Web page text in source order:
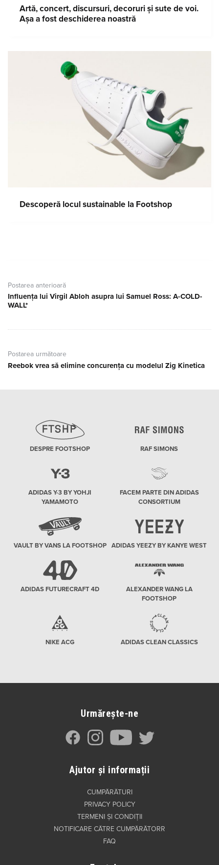
Artă, concert, discursuri, decoruri și sute de voi.
Așa a fost deschiderea noastră
Descoperă locul sustainable la Footshop
în
articole
Postarea anterioară
Postarea
anterioară:
Influența lui Virgil Abloh asupra lui Samuel Ross: A-COLD-
WALL*
Postarea următoare
Postarea
Reebok vrea să elimine concurența cu modelul Zig Kinetica
DESPRE FOOTSHOP RAF SIMONS
ADIDAS Y-3 BY YOHJI
YAMAMOTO
FACEM PARTE DIN ADIDAS
CONSORTIUM
VAULT BY VANS LA FOOTSHOP ADIDAS YEEZY BY KANYE WEST
ADIDAS FUTURECRAFT 4D
ALEXANDER WANG LA
FOOTSHOP
NIKE ACG ADIDAS CLEAN CLASSICS
Urmărește-ne
Ajutor și informații
CUMPĂRĂTURI
PRIVACY POLICY
TERMENI ȘI CONDIȚII
NOTIFICARE CĂTRE CUMPĂRĂTORR
FAQ